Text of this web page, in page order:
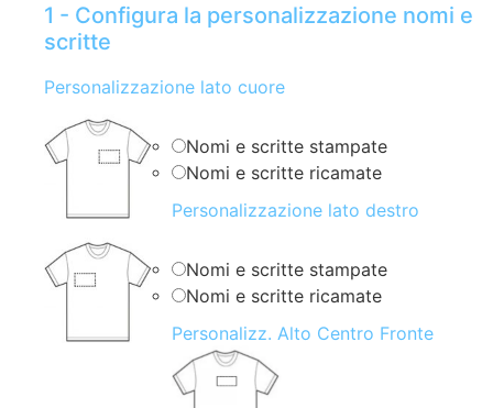
1 - Configura la personalizzazione nomi e
scritte
Personalizzazione lato cuore
Nomi e scritte stampate
Nomi e scritte ricamate
Personalizzazione lato destro
Nomi e scritte stampate
Nomi e scritte ricamate
Personalizz. Alto Centro Fronte